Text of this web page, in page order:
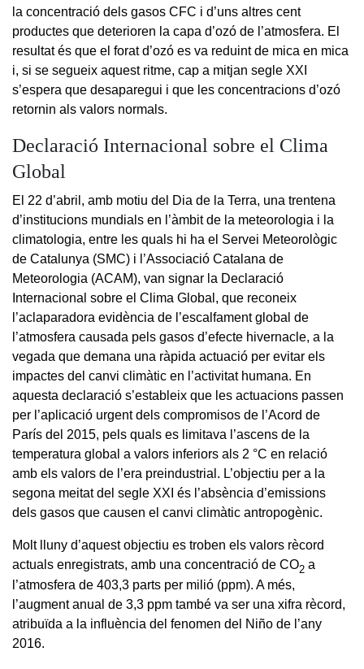
la concentració dels gasos CFC i d’uns altres cent
productes que deterioren la capa d’ozó de l’atmosfera. El
resultat és que el forat d’ozó es va reduint de mica en mica
i, si se segueix aquest ritme, cap a mitjan segle XXI
s’espera que desaparegui i que les concentracions d’ozó
retornin als valors normals.
Declaració Internacional sobre el Clima
Global
El 22 d’abril, amb motiu del Dia de la Terra, una trentena
d’institucions mundials en l’àmbit de la meteorologia i la
climatologia, entre les quals hi ha el Servei Meteorològic
de Catalunya (SMC) i l’Associació Catalana de
Meteorologia (ACAM), van signar la Declaració
Internacional sobre el Clima Global, que reconeix
l’aclaparadora evidència de l’escalfament global de
l’atmosfera causada pels gasos d’efecte hivernacle, a la
vegada que demana una ràpida actuació per evitar els
impactes del canvi climàtic en l’activitat humana. En
aquesta declaració s’estableix que les actuacions passen
per l’aplicació urgent dels compromisos de l’Acord de
París del 2015, pels quals es limitava l’ascens de la
temperatura global a valors inferiors als 2 °C en relació
amb els valors de l’era preindustrial. L’objectiu per a la
segona meitat del segle XXI és l’absència d’emissions
dels gasos que causen el canvi climàtic antropogènic.
Molt lluny d’aquest objectiu es troben els valors rècord
actuals enregistrats, amb una concentració de CO2 a
l’atmosfera de 403,3 parts per milió (ppm). A més,
l’augment anual de 3,3 ppm també va ser una xifra rècord,
atribuïda a la influència del fenomen del Niño de l’any
2016.